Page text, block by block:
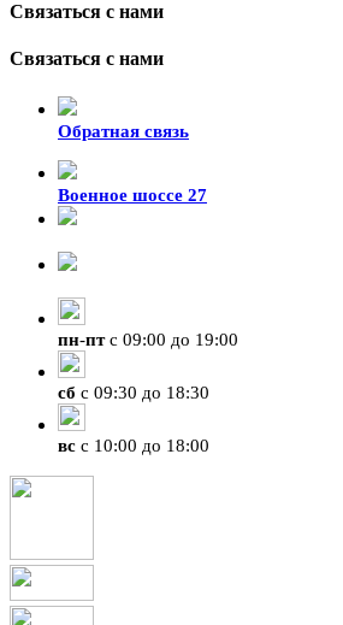
Связаться с нами
Связаться с нами
Обратная связь
Военное шоссе 27
пн-птс 09:00 до 19:00
сб с 09:30 до 18:30
вс с 10:00 до 18:00